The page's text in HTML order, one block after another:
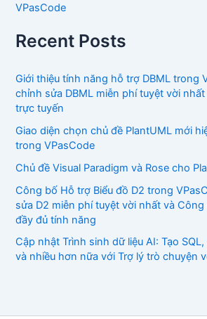
VPasCode
Recent Posts
Giới thiệu tính năng hỗ trợ DBML trong
chỉnh sửa DBML miễn phí tuyệt vời
trực tuyến
Giao diện chọn chủ đề PlantUML mới
trong VPasCode
Chủ đề Visual Paradigm và Rose cho
Công bố Hỗ trợ Biểu đồ D2 trong
sửa D2 miễn phí tuyệt vời nhất và
đầy đủ tính năng
Cập nhật Trình sinh dữ liệu AI: Tạo SQL,
và nhiều hơn nữa với Trợ lý trò chuyện